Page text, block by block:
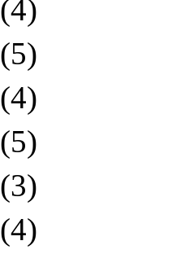
(4)
(5)
(4)
(5)
(3)
(4)